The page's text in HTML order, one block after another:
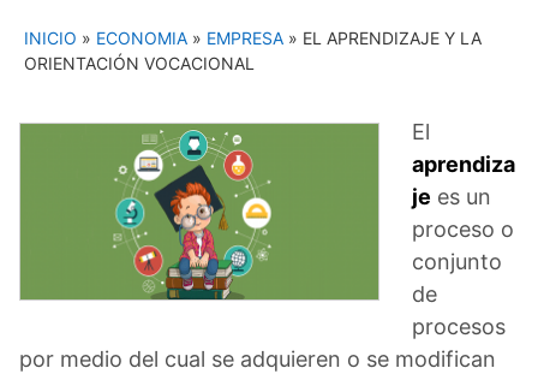
INICIO » ECONOMIA » EMPRESA » EL APRENDIZAJE Y LA
ORIENTACIÓN VOCACIONAL
El
aprendiza
je es un
proceso o
conjunto
de
procesos
por medio del cual se adquieren o se modifican